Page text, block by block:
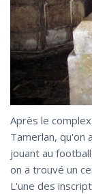
Après le
Tamerlan, qu'on
jouant au
on a trouvé un
L'une des